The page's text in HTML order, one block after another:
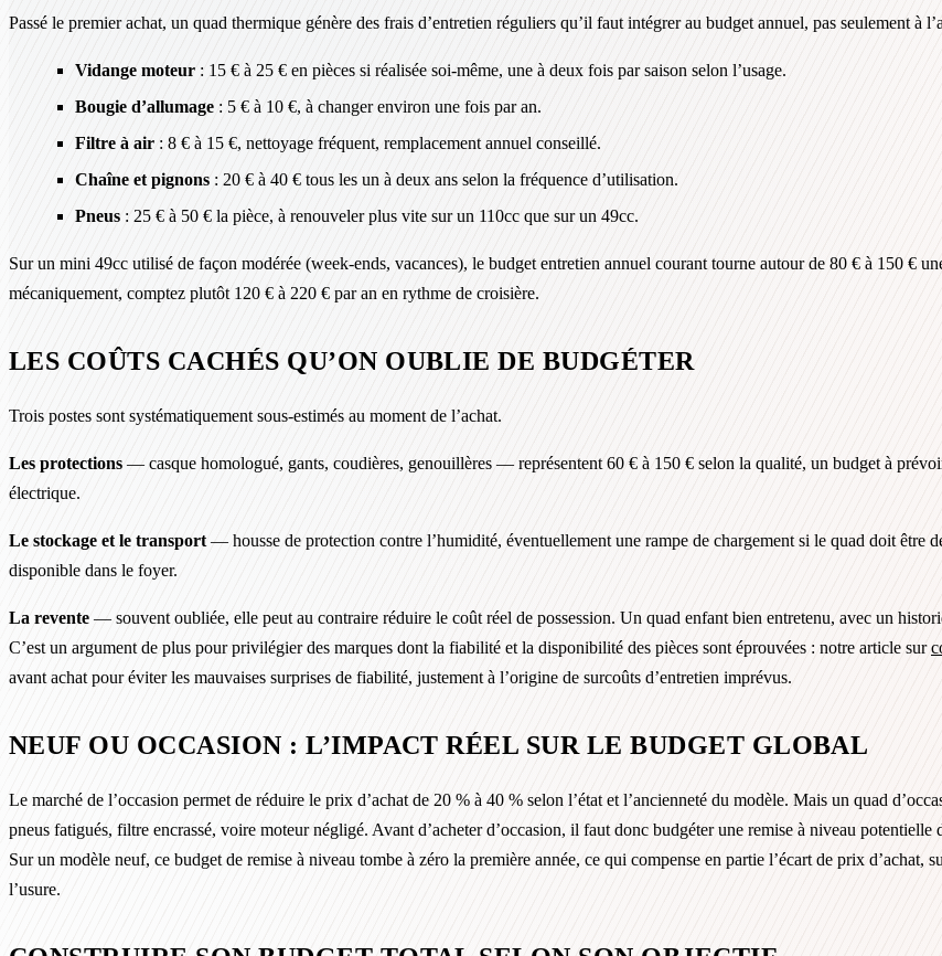
Passé le premier achat, un quad thermique génère des frais d’entretien réguliers qu’il faut intégrer au budget annuel, pas seulement à
Vidange moteur : 15 € à 25 € en pièces si réalisée soi-même, une à deux fois par saison selon l’usage.
Bougie d’allumage : 5 € à 10 €, à changer environ une fois par an.
Filtre à air : 8 € à 15 €, nettoyage fréquent, remplacement annuel conseillé.
Chaîne et pignons : 20 € à 40 € tous les un à deux ans selon la fréquence d’utilisation.
Pneus : 25 € à 50 € la pièce, à renouveler plus vite sur un 110cc que sur un 49cc.
Sur un mini 49cc utilisé de façon modérée (week-ends, vacances), le budget entretien annuel courant tourne autour de 80 € à 150 €
mécaniquement, comptez plutôt 120 € à 220 € par an en rythme de croisière.
LES COÛTS CACHÉS QU’ON OUBLIE DE BUDGÉTER
Trois postes sont systématiquement sous-estimés au moment de l’achat.
Les protections — casque homologué, gants, coudières, genouillères — représentent 60 € à 150 € selon la qualité, un budget à
électrique.
Le stockage et le transport — housse de protection contre l’humidité, éventuellement une rampe de chargement si le quad doit être
disponible dans le foyer.
La revente — souvent oubliée, elle peut au contraire réduire le coût réel de possession. Un quad enfant bien entretenu, avec un
C’est un argument de plus pour privilégier des marques dont la fiabilité et la disponibilité des pièces sont éprouvées : notre article sur
avant achat pour éviter les mauvaises surprises de fiabilité, justement à l’origine de surcoûts d’entretien imprévus.
NEUF OU OCCASION : L’IMPACT RÉEL SUR LE BUDGET GLOBAL
Le marché de l’occasion permet de réduire le prix d’achat de 20 % à 40 % selon l’état et l’ancienneté du modèle. Mais un quad
pneus fatigués, filtre encrassé, voire moteur négligé. Avant d’acheter d’occasion, il faut donc budgéter une remise à niveau
Sur un modèle neuf, ce budget de remise à niveau tombe à zéro la première année, ce qui compense en partie l’écart de prix d’achat,
l’usure.